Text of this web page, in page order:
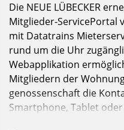
Die NEUE LÜBECKER
Mitglieder-ServicePortal
mit Datatrains
rund um die Uhr
Webapplikation
Mitgliedern der
genossenschaft die
Smartphone, Tablet oder